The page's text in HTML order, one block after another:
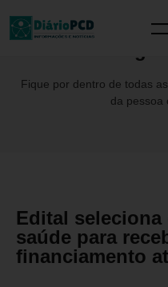
Fique por dentro de todas
da pessoa
Edital
saúde para
financiamento